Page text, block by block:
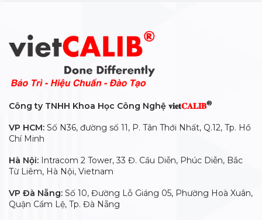
Công ty TNHH Khoa Học Công Nghệ 𝐯𝐢𝐞𝐭𝐂𝐀𝐋𝐈𝐁®
VP HCM: Số N36, đường số 11, P. Tân Thới Nhất, Q.12, Tp. Hồ
Chí Minh
Hà Nội: Intracom 2 Tower, 33 Đ. Cầu Diễn, Phúc Diễn, Bắc
Từ Liêm, Hà Nội, Vietnam
VP Đà Nẵng: Số 10, Đường Lỗ Giáng 05, Phường Hoà Xuân,
Quận Cẩm Lệ, Tp. Đà Nẵng